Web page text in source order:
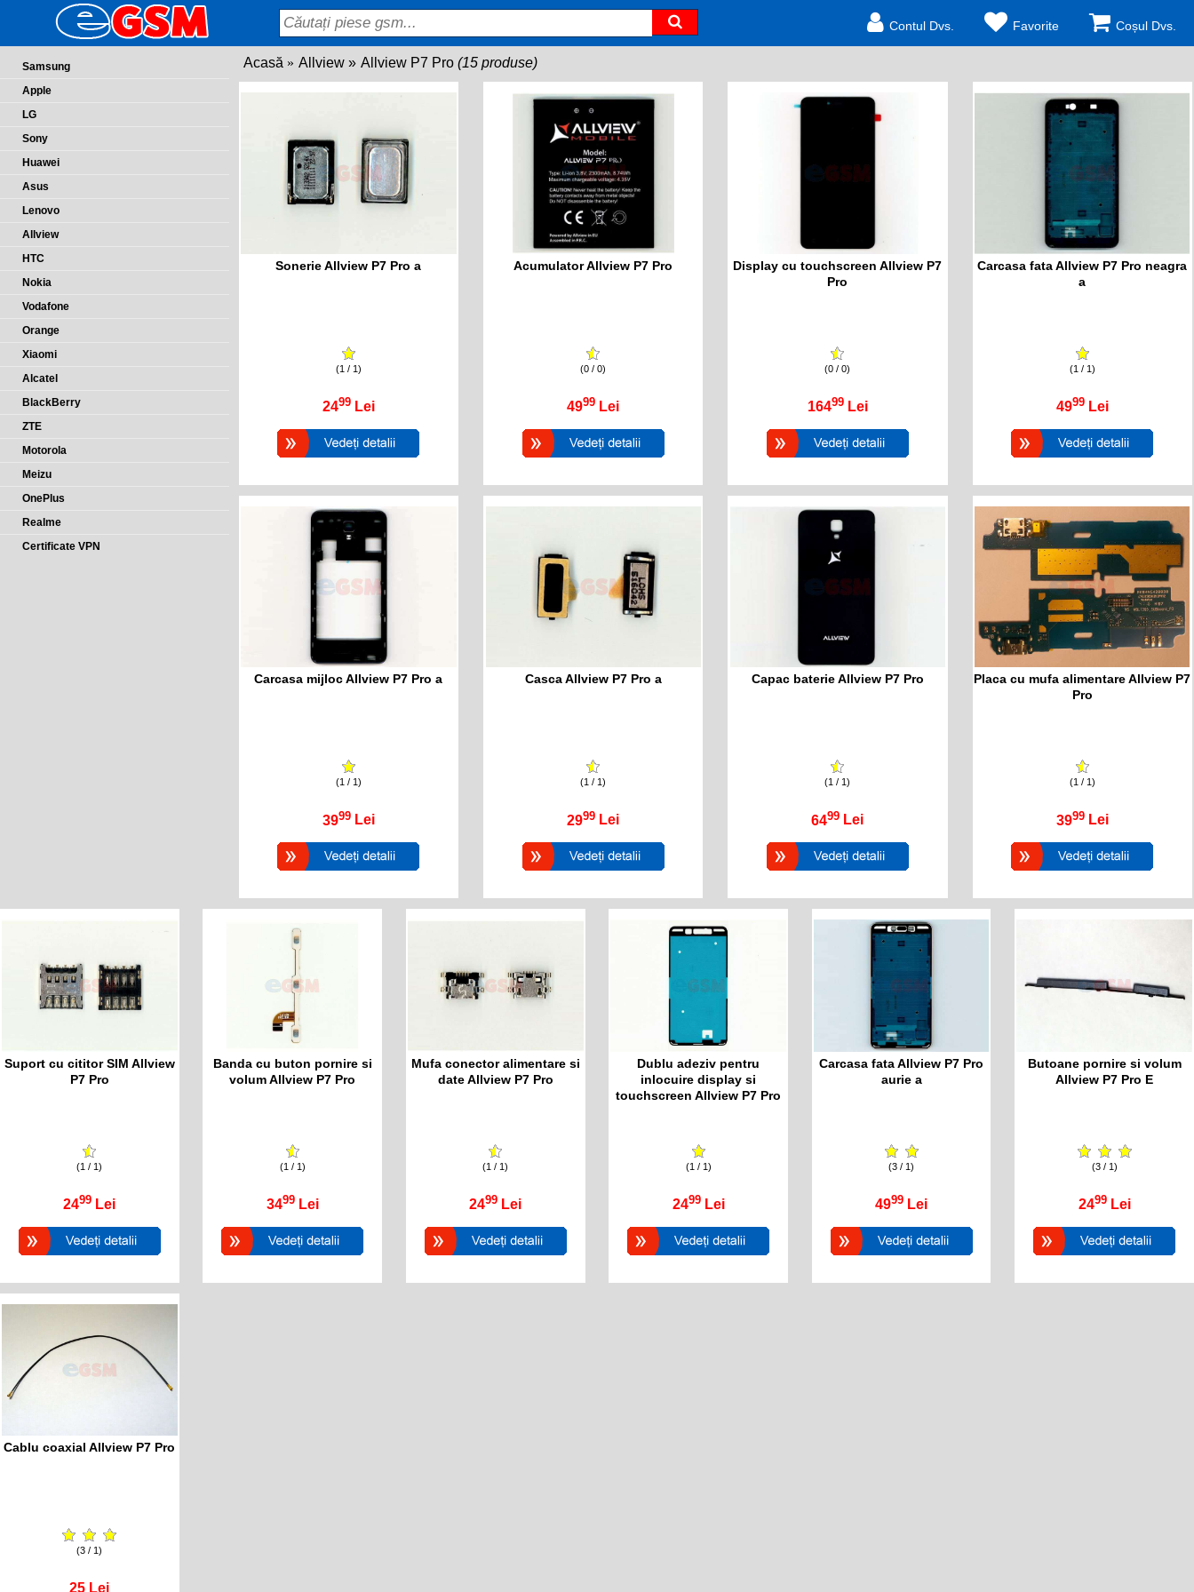
Contul Dvs. Favorite Coșul Dvs.
Samsung
Apple
LG
Sony
Huawei
Asus
Lenovo
Allview
HTC
Nokia
Vodafone
Orange
Xiaomi
Alcatel
BlackBerry
ZTE
Motorola
Meizu
OnePlus
Realme
Certificate VPN
Acasă Allview Allview P7 Pro (15 produse)
Sonerie Allview P7 Pro a
(1 / 1)
2499 Lei
Acumulator Allview P7 Pro
(0 / 0)
4999 Lei
Display cu touchscreen Allview P7
Pro
(0 / 0)
16499 Lei
Carcasa fata Allview P7 Pro neagra
a
(1 / 1)
4999 Lei
Carcasa mijloc Allview P7 Pro a
(1 / 1)
3999 Lei
Casca Allview P7 Pro a
(1 / 1)
2999 Lei
Capac baterie Allview P7 Pro
(1 / 1)
6499 Lei
Placa cu mufa alimentare Allview P7
Pro
(1 / 1)
3999 Lei
Suport cu cititor SIM Allview
P7 Pro
(1 / 1)
2499 Lei
Banda cu buton pornire si
volum Allview P7 Pro
(1 / 1)
3499 Lei
Mufa conector alimentare si
date Allview P7 Pro
(1 / 1)
2499 Lei
Dublu adeziv pentru
inlocuire display si
touchscreen Allview P7 Pro
(1 / 1)
2499 Lei
Carcasa fata Allview P7 Pro
aurie a
(3 / 1)
4999 Lei
Butoane pornire si volum
Allview P7 Pro E
(3 / 1)
2499 Lei
Cablu coaxial Allview P7 Pro
(3 / 1)
25 Lei